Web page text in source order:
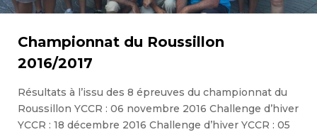
Championnat du Roussillon
2016/2017
Résultats à l’issu des 8 épreuves du championnat du
Roussillon YCCR : 06 novembre 2016 Challenge d’hiver
YCCR : 18 décembre 2016 Challenge d’hiver YCCR : 05